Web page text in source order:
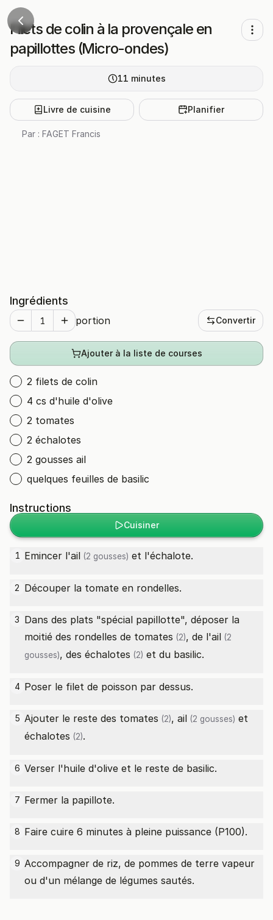
Filets de colin à la provençale en
papillottes (Micro-ondes)
11 minutes
Livre de cuisine Planifier
Par : FAGET Francis
Ingrédients
portion Convertir
Ajouter à la liste de courses
2 filets de colin
4 cs d'huile d'olive
2 tomates
2 échalotes
2 gousses ail
quelques feuilles de basilic
Instructions
Cuisiner
1 Emincer l'ail (2 gousses) et l'échalote.
2 Découper la tomate en rondelles.
3 Dans des plats "spécial papillotte", déposer la
moitié des rondelles de tomates (2), de l'ail (2
gousses), des échalotes (2) et du basilic.
4 Poser le filet de poisson par dessus.
5 Ajouter le reste des tomates (2), ail (2 gousses) et
échalotes (2).
6 Verser l'huile d'olive et le reste de basilic.
7 Fermer la papillote.
8 Faire cuire 6 minutes à pleine puissance (P100).
9 Accompagner de riz, de pommes de terre vapeur
ou d'un mélange de légumes sautés.